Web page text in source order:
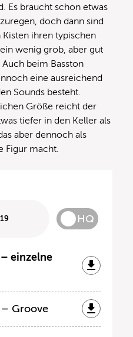
Es braucht schon etwas
doch dann sind
Kisten ihren typischen
wenig grob, aber gut
beim Basston
eine ausreichend
Sounds besteht.
Größe reicht der
tiefer in den Keller als
aber dennoch als
Figur macht.
HQ
einzelne
– Groove